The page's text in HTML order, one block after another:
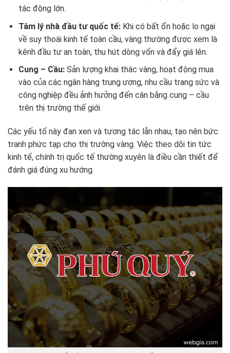
tác động lớn.
Tâm lý nhà đầu tư quốc tế:Khi có bất ổn hoặc lo ngại
về suy thoái kinh tế toàn cầu, vàng thường được xem là
kênh đầu tư an toàn, thu hút dòng vốn và đẩy giá lên.
Cung – Cầu:Sản lượng khai thác vàng, hoạt động mua
vào của các ngân hàng trung ương, nhu cầu trang sức và
công nghiệp đều ảnh hưởng đến cân bằng cung – cầu
trên thị trường thế giới.
Các yếu tố này đan xen và tương tác lẫn nhau, tạo nên bức
tranh phức tạp cho thị trường vàng. Việc theo dõi tin tức
kinh tế, chính trị quốc tế thường xuyên là điều cần thiết để
đánh giá đúng xu hướng.